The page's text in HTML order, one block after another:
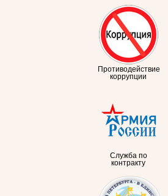
Противодействие
коррупции
Служба по
контракту